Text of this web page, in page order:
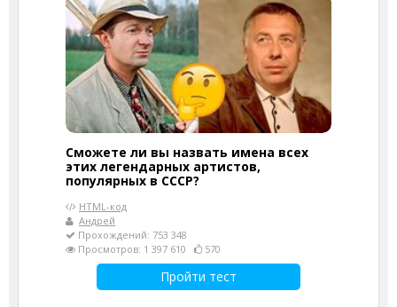
Сможете ли вы назвать имена всех
этих легендарных артистов,
популярных в СССР?
HTML-код
Андрей
Прохождений: 753 348
Просмотров: 1 397 610
570
Пройти тест